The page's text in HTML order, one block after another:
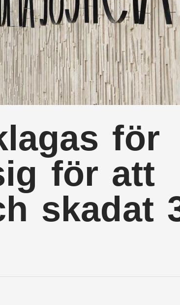
för
för att
skadat